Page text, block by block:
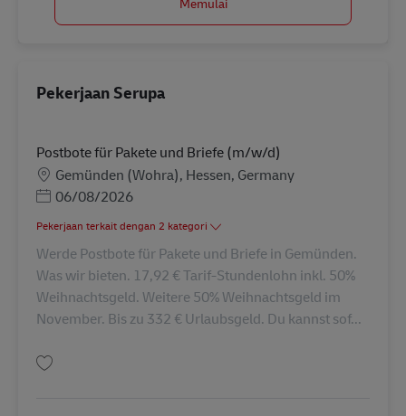
Pekerjaan Serupa
Postbote für Pakete und Briefe (m/w/d)
LokasiGemünden (Wohra), Hessen, Germany
Posted Date
06/08/2026
Pekerjaan terkait dengan 2 kategori
Werde Postbote für Pakete und Briefe in Gemünden.
Was wir bieten. 17,92 € Tarif-Stundenlohn inkl. 50%
Weihnachtsgeld. Weitere 50% Weihnachtsgeld im
November. Bis zu 332 € Urlaubsgeld. Du kannst sof...